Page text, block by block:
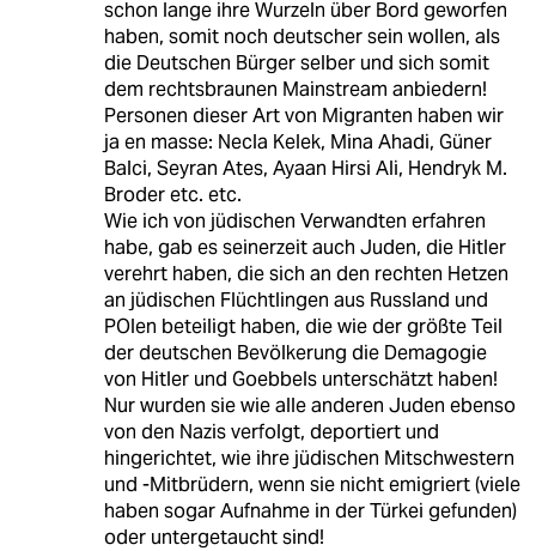
schon lange ihre Wurzeln über Bord geworfen
haben, somit noch deutscher sein wollen, als
die Deutschen Bürger selber und sich somit
dem rechtsbraunen Mainstream anbiedern!
Personen dieser Art von Migranten haben wir
ja en masse: Necla Kelek, Mina Ahadi, Güner
Balci, Seyran Ates, Ayaan Hirsi Ali, Hendryk M.
Broder etc. etc.
Wie ich von jüdischen Verwandten erfahren
habe, gab es seinerzeit auch Juden, die Hitler
verehrt haben, die sich an den rechten Hetzen
an jüdischen Flüchtlingen aus Russland und
POlen beteiligt haben, die wie der größte Teil
der deutschen Bevölkerung die Demagogie
von Hitler und Goebbels unterschätzt haben!
Nur wurden sie wie alle anderen Juden ebenso
von den Nazis verfolgt, deportiert und
hingerichtet, wie ihre jüdischen Mitschwestern
und -Mitbrüdern, wenn sie nicht emigriert (viele
haben sogar Aufnahme in der Türkei gefunden)
oder untergetaucht sind!